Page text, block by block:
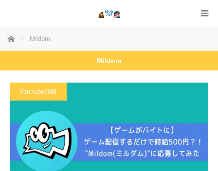
ホーム Mildom
Mildom
YouTube戦略